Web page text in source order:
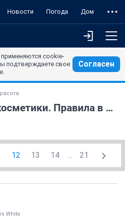
Новости Погода Дом
cookie-
подтверждаете свое
Согласен
Продажа/обмен косметики. Правила в 1-ом посте. (часть 2)
12 13 14 ... 21